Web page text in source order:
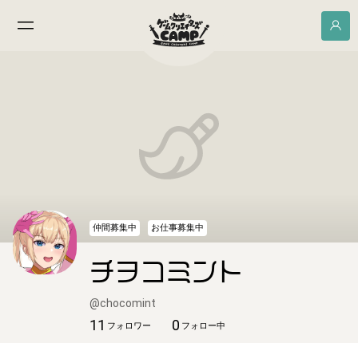
仲間募集中 お仕事募集中
チヲコミント
@chocomint
11 フォロワー 0 フォロー中